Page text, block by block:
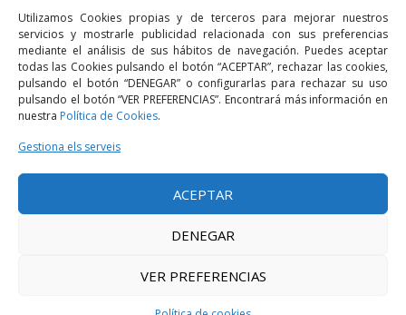
Utilizamos Cookies propias y de terceros para mejorar nuestros
servicios y mostrarle publicidad relacionada con sus preferencias
mediante el análisis de sus hábitos de navegación. Puedes aceptar
todas las Cookies pulsando el botón “ACEPTAR”, rechazar las cookies,
pulsando el botón “DENEGAR” o configurarlas para rechazar su uso
pulsando el botón “VER PREFERENCIAS”. Encontrará más información en
nuestra Política de Cookies.
Gestiona els serveis
ACEPTAR
DENEGAR
VER PREFERENCIAS
bcn@bellavistalegal.eu
GRANOLLERS
C/ Sant Jaume, 16 1r, 08401 Granollers (Bcn)
+34 93 860 39 60
grn@bellavistalegal.eu
MADRID
C/ Serrano 114, 2º izq. 28006 Madrid.
+34 91 431 98 21 | +34 91 431 98 95
mad@bellavistalegal.eu
© 2016 Bellavista Legal - Tots els drets reservats -